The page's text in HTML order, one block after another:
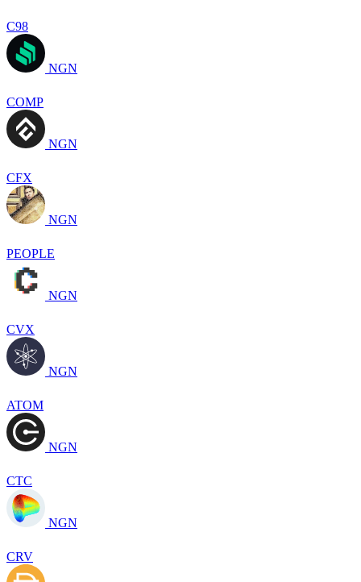
C98
NGN
COMP
NGN
CFX
NGN
PEOPLE
NGN
CVX
NGN
ATOM
NGN
CTC
NGN
CRV